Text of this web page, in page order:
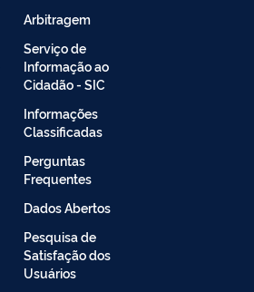
Arbitragem
Serviço de
Informação ao
Cidadão - SIC
Informações
Classificadas
Perguntas
Frequentes
Dados Abertos
Pesquisa de
Satisfação dos
Usuários